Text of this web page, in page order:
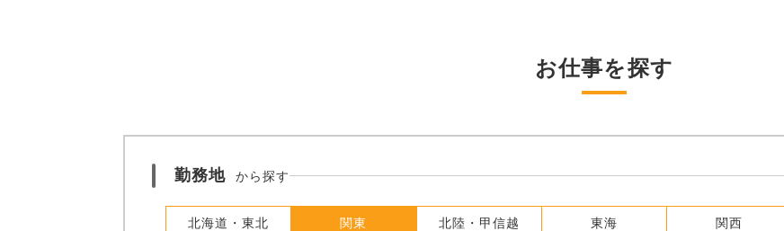
お仕事を探す
勤務地 から探す
北海道・東北 関東 北陸・甲信越 東海 関西